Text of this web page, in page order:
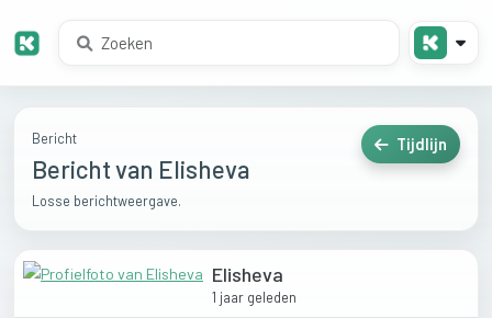
Bericht
Bericht van Elisheva
Losse berichtweergave.
Tijdlijn
Elisheva
1 jaar geleden